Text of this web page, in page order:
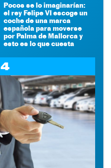
Pocos se lo imaginarían:
el rey Felipe VI escoge un
coche de una marca
española para moverse
por Palma de Mallorca y
esto es lo que cuesta
4